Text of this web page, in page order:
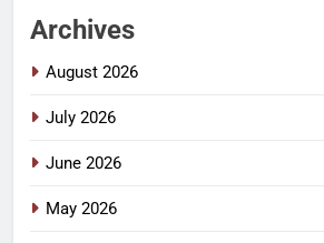
Archives
August 2026
July 2026
June 2026
May 2026